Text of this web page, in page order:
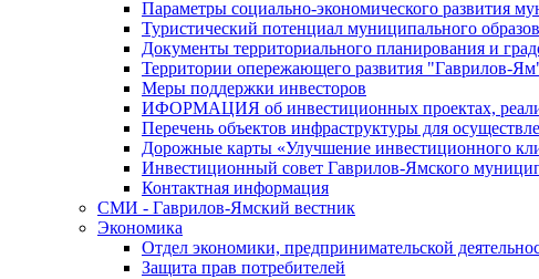
Параметры социально-экономического развития
Туристический потенциал муниципального
Документы территориального планирования и
Территории опережающего развития "Гаврилов-
Меры поддержки инвесторов
ИФОРМАЦИЯ об инвестиционных проектах,
Перечень объектов инфраструктуры для
Дорожные карты «Улучшение инвестиционного
Инвестиционный совет Гаврилов-Ямского
Контактная информация
СМИ - Гаврилов-Ямский вестник
Экономика
Отдел экономики, предпринимательской
Защита прав потребителей